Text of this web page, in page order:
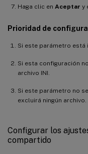
Haga clic en Aceptar y
Prioridad de
Si este parámetro está
Si esta configuración
archivo INI.
Si este parámetro no
excluirá ningún archivo.
Configurar los
compartido